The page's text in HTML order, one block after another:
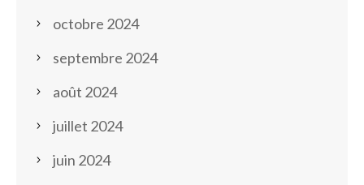
octobre 2024
septembre 2024
août 2024
juillet 2024
juin 2024